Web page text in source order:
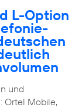
L-Option
und
Ortel Mobile,